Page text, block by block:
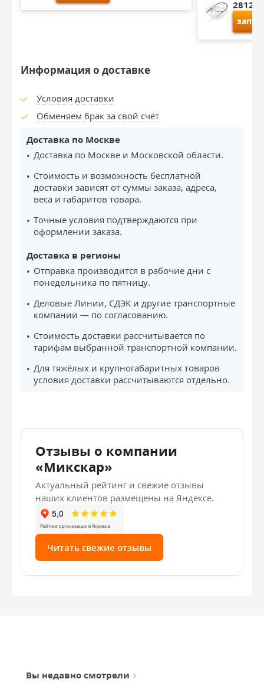
Информация о доставке
Условия доставки
Обменяем брак за свой счёт
Доставка по Москве
Доставка по Москве и Московской области.
Стоимость и возможность бесплатной
доставки зависят от суммы заказа, адреса,
веса и габаритов товара.
Точные условия подтверждаются при
оформлении заказа.
Доставка в регионы
Отправка производится в рабочие дни с
понедельника по пятницу.
Деловые Линии, СДЭК и другие транспортные
компании — по согласованию.
Стоимость доставки рассчитывается по
тарифам выбранной транспортной компании.
Для тяжёлых и крупногабаритных товаров
условия доставки рассчитываются отдельно.
Отзывы о компании
«Микскар»
Актуальный рейтинг и свежие отзывы
наших клиентов размещены на Яндексе.
Читать свежие отзывы
Вы недавно смотрели